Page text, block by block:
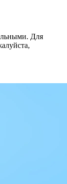
Для